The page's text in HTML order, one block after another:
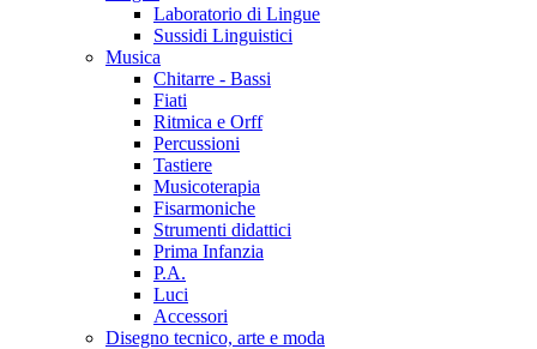
Laboratorio di Lingue
Sussidi Linguistici
Musica
Chitarre - Bassi
Fiati
Ritmica e Orff
Percussioni
Tastiere
Musicoterapia
Fisarmoniche
Strumenti didattici
Prima Infanzia
P.A.
Luci
Accessori
Disegno tecnico, arte e moda